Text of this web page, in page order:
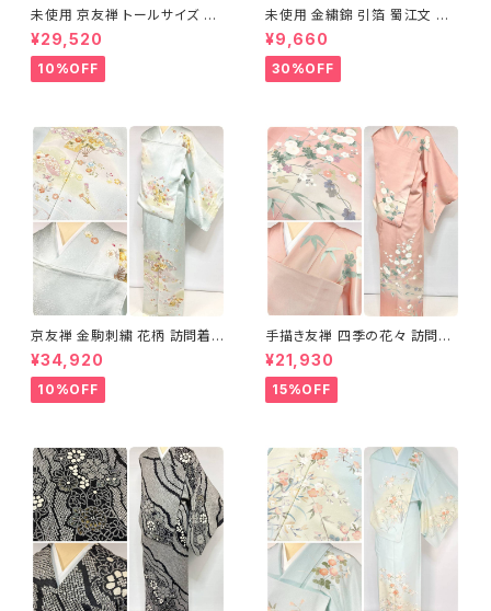
未使用 京友禅 トールサイズ 染
め分け 金彩 訪問着 袷 正絹 ピ
ンク 黄緑 紫 黄色 1438
¥29,520
10%OFF
未使用 金繍錦 引箔 蜀江文 唐
織 華紋 袋帯 正絹 金糸 ゴール
ド 赤 紫 710
¥9,660
30%OFF
京友禅 金駒刺繍 花柄 訪問着
正絹 水色 黄緑 パステルカラー
アイスグリーン 1433
¥34,920
10%OFF
手描き友禅 四季の花々 訪問着
袷 正絹 サーモンピンク クリー
ム 白 桃花色 1434
¥21,930
15%OFF